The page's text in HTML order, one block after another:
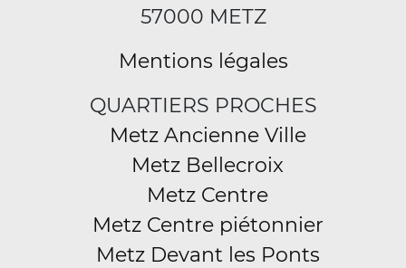
57000 METZ
Mentions légales
QUARTIERS PROCHES
Metz Ancienne Ville
Metz Bellecroix
Metz Centre
Metz Centre piétonnier
Metz Devant les Ponts